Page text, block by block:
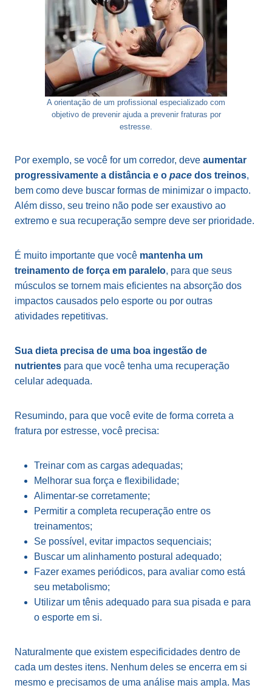
A orientação de um profissional especializado com
objetivo de prevenir ajuda a prevenir fraturas por
estresse.
Por exemplo, se você for um corredor, deve aumentar
progressivamente a distância e o pace dos treinos,
bem como deve buscar formas de minimizar o impacto.
Além disso, seu treino não pode ser exaustivo ao
extremo e sua recuperação sempre deve ser prioridade.
É muito importante que você mantenha um
treinamento de força em paralelo, para que seus
músculos se tornem mais eficientes na absorção dos
impactos causados pelo esporte ou por outras
atividades repetitivas.
Sua dieta precisa de uma boa ingestão de
nutrientes para que você tenha uma recuperação
celular adequada.
Resumindo, para que você evite de forma correta a
fratura por estresse, você precisa:
Treinar com as cargas adequadas;
Melhorar sua força e flexibilidade;
Alimentar-se corretamente;
Permitir a completa recuperação entre os
treinamentos;
Se possível, evitar impactos sequenciais;
Buscar um alinhamento postural adequado;
Fazer exames periódicos, para avaliar como está
seu metabolismo;
Utilizar um tênis adequado para sua pisada e para
o esporte em si.
Naturalmente que existem especificidades dentro de
cada um destes itens. Nenhum deles se encerra em si
mesmo e precisamos de uma análise mais ampla. Mas